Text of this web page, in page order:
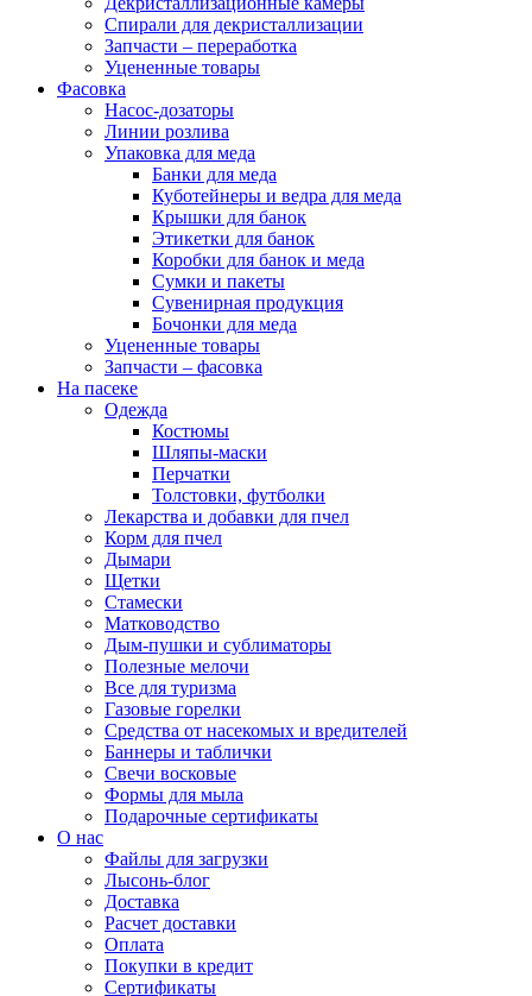
Спирали для декристаллизации
Запчасти – переработка
Уцененные товары
Фасовка
Насос-дозаторы
Линии розлива
Упаковка для меда
Банки для меда
Куботейнеры и ведра для меда
Крышки для банок
Этикетки для банок
Коробки для банок и меда
Сумки и пакеты
Сувенирная продукция
Бочонки для меда
Уцененные товары
Запчасти – фасовка
На пасеке
Одежда
Костюмы
Шляпы-маски
Перчатки
Толстовки, футболки
Лекарства и добавки для пчел
Корм для пчел
Дымари
Щетки
Стамески
Матководство
Дым-пушки и сублиматоры
Полезные мелочи
Все для туризма
Газовые горелки
Средства от насекомых и вредителей
Баннеры и таблички
Свечи восковые
Формы для мыла
Подарочные сертификаты
О нас
Файлы для загрузки
Лысонь-блог
Доставка
Расчет доставки
Оплата
Покупки в кредит
Сертификаты